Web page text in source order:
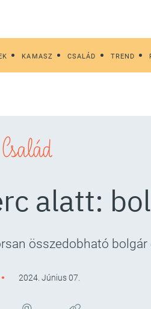
KAMASZ CSALÁD TREND
Család
alatt:
összedobható bolgár
2024. Június 07.